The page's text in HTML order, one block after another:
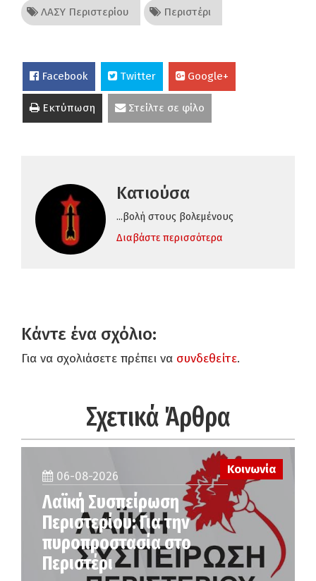
ΛΑΣΥ Περιστερίου Περιστέρι
Facebook Twitter Google+
Εκτύπωση Στείλτε σε φίλο
Κατιούσα
...βολή στους βολεμένους
Διαβάστε περισσότερα
Κάντε ένα σχόλιο:
Για να σχολιάσετε πρέπει να συνδεθείτε.
Σχετικά Άρθρα
Κοινωνία
06-08-2026
Λαϊκή Συσπείρωση
Περιστερίου: Για την
πυροπροστασία στο
Περιστέρι